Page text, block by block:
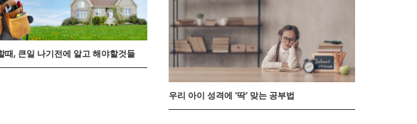
때, 큰일 나기전에 알고 해야할것들
우리 아이 성격에 ‘딱’ 맞는 공부법